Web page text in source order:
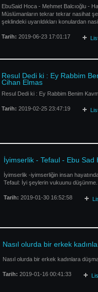
EbuSaid Hoca - Mehmet Balcıoğlu -
Müslümanların tekrar tekrar nasihat
şeklindeki uyarıldıkları konulardan
Tarih: 2019-06-23 17:01:17
Resul Dedi ki : Ey Rabbim
Cihan Elmas
Resul Dedi ki : Ey Rabbim Benim
Tarih: 2019-02-25 23:47:19
İyimserlik - Tefaul - Ebu Sad
İyimserlik -iyimserliğin insan
Tefaul: İyi şeylerin vukuunu düşünme.
Tarih: 2019-01-30 16:52:58
Nasıl olurda bir erkek
Nasıl olurda bir erkek kadınlara
Tarih: 2019-01-16 00:41:33